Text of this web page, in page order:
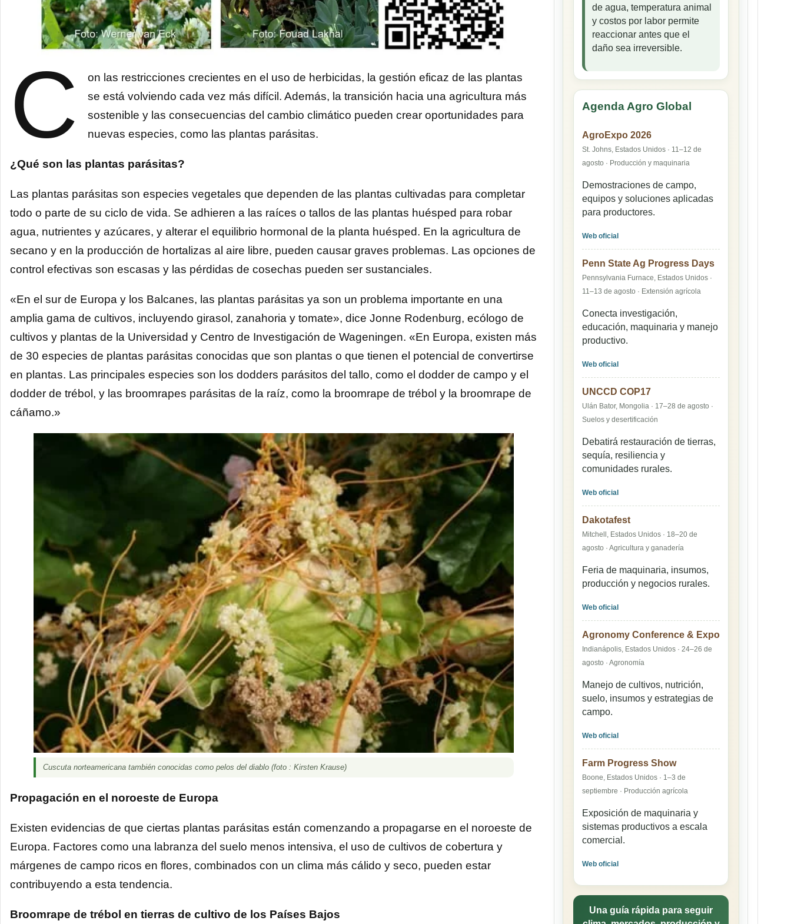
C
on las restricciones crecientes en el uso de herbicidas, la gestión eficaz de las plantas
se está volviendo cada vez más difícil. Además, la transición hacia una agricultura más
sostenible y las consecuencias del cambio climático pueden crear oportunidades para
nuevas especies, como las plantas parásitas.
¿Qué son las plantas parásitas?
Las plantas parásitas son especies vegetales que dependen de las plantas cultivadas para completar
todo o parte de su ciclo de vida. Se adhieren a las raíces o tallos de las plantas huésped para robar
agua, nutrientes y azúcares, y alterar el equilibrio hormonal de la planta huésped. En la agricultura de
secano y en la producción de hortalizas al aire libre, pueden causar graves problemas. Las opciones de
control efectivas son escasas y las pérdidas de cosechas pueden ser sustanciales.
«En el sur de Europa y los Balcanes, las plantas parásitas ya son un problema importante en una
amplia gama de cultivos, incluyendo girasol, zanahoria y tomate», dice Jonne Rodenburg, ecólogo de
cultivos y plantas de la Universidad y Centro de Investigación de Wageningen. «En Europa, existen más
de 30 especies de plantas parásitas conocidas que son plantas o que tienen el potencial de convertirse
en plantas. Las principales especies son los dodders parásitos del tallo, como el dodder de campo y el
dodder de trébol, y las broomrapes parásitas de la raíz, como la broomrape de trébol y la broomrape de
cáñamo.»
Cuscuta norteamericana también conocidas como pelos del diablo (foto : Kirsten Krause)
Propagación en el noroeste de Europa
Existen evidencias de que ciertas plantas parásitas están comenzando a propagarse en el noroeste de
Europa. Factores como una labranza del suelo menos intensiva, el uso de cultivos de cobertura y
márgenes de campo ricos en flores, combinados con un clima más cálido y seco, pueden estar
contribuyendo a esta tendencia.
Broomrape de trébol en tierras de cultivo de los Países Bajos
de agua, temperatura animal
y costos por labor permite
reaccionar antes que el
daño sea irreversible.
Agenda Agro Global
AgroExpo 2026
St. Johns, Estados Unidos · 11–12 de
agosto · Producción y maquinaria
Demostraciones de campo,
equipos y soluciones aplicadas
para productores.
Web oficial
Penn State Ag Progress Days
Pennsylvania Furnace, Estados Unidos ·
11–13 de agosto · Extensión agrícola
Conecta investigación,
educación, maquinaria y manejo
productivo.
Web oficial
UNCCD COP17
Ulán Bator, Mongolia · 17–28 de agosto ·
Suelos y desertificación
Debatirá restauración de tierras,
sequía, resiliencia y
comunidades rurales.
Web oficial
Dakotafest
Mitchell, Estados Unidos · 18–20 de
agosto · Agricultura y ganadería
Feria de maquinaria, insumos,
producción y negocios rurales.
Web oficial
Agronomy Conference & Expo
Indianápolis, Estados Unidos · 24–26 de
agosto · Agronomía
Manejo de cultivos, nutrición,
suelo, insumos y estrategias de
campo.
Web oficial
Farm Progress Show
Boone, Estados Unidos · 1–3 de
septiembre · Producción agrícola
Exposición de maquinaria y
sistemas productivos a escala
comercial.
Web oficial
Una guía rápida para seguir